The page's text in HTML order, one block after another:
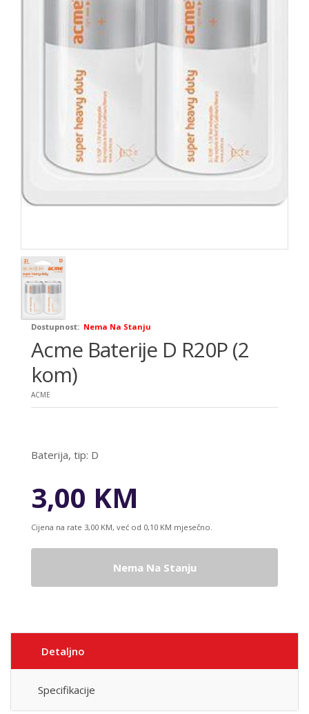
Dostupnost: Nema Na Stanju
Acme Baterije D R20P (2
kom)
ACME
Baterija, tip: D
3,00 KM
Cijena na rate 3,00 KM, već od 0,10 KM mjesečno.
Nema Na Stanju
Detaljno
Specifikacije